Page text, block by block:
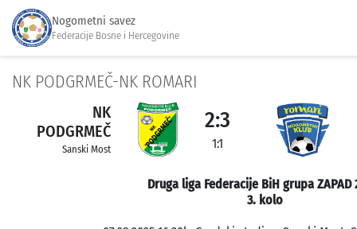
Nogometni savez
Federacije Bosne i Hercegovine
NK PODGRMEČ-NK ROMARI
NK
PODGRMEČ
Sanski Most
2:3
1:1
Druga liga Federacije BiH grupa ZAPAD
3. kolo